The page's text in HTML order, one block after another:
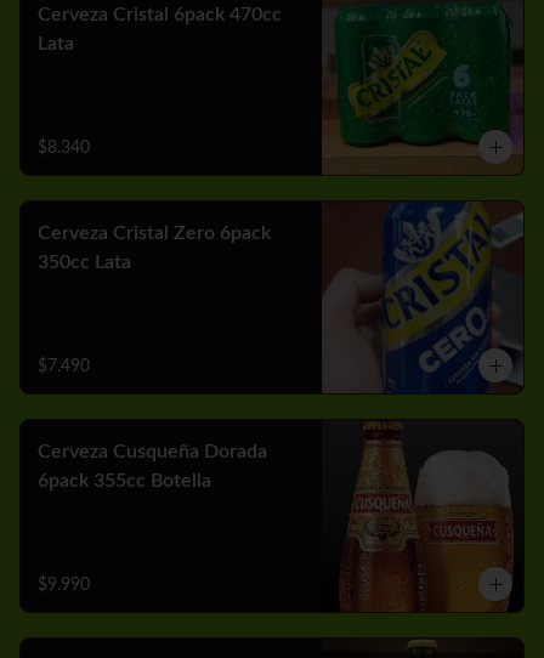
Cerveza Cristal 6pack 470cc
Lata
$8.340
Cerveza Cristal Zero 6pack
350cc Lata
$7.490
Cerveza Cusqueña Dorada
6pack 355cc Botella
$9.990